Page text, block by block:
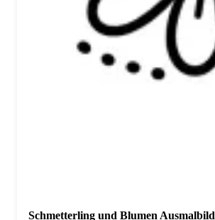
Schmetterling und Blumen Ausmalbild